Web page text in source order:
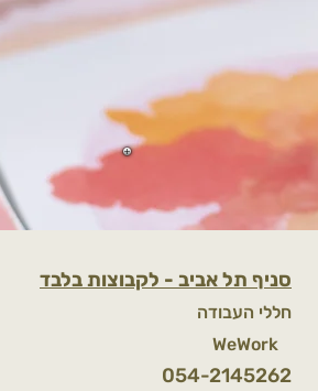
סניף תל אביב - לקבוצות בלבד
חללי העבודה
WeWork
054-2145262